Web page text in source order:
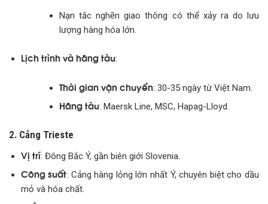
Nạn tắc nghẽn giao thông có thể xảy ra do lưu
lượng hàng hóa lớn.
Lịch trình và hãng tàu:
Thời gian vận chuyển: 30-35 ngày từ Việt Nam.
Hãng tàu: Maersk Line, MSC, Hapag-Lloyd.
2. Cảng Trieste
Vị trí: Đông Bắc Ý, gần biên giới Slovenia.
Công suất: Cảng hàng lỏng lớn nhất Ý, chuyên biệt cho dầu
mỏ và hóa chất.